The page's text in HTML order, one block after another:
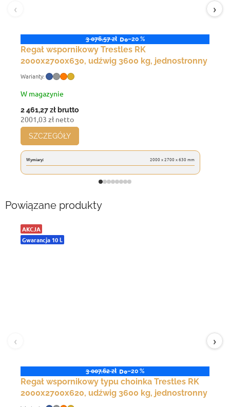
3 076,57 zł Do–20 %
Regał wspornikowy Trestles RK
2000x2700x630, udźwig 3600 kg, jednostronny
W magazynie
2 461,27 zł brutto
2001,03 zł netto
SZCZEGÓŁY
Wymiary: 2000 x 2700 x 630 mm
‹ ›
Powiązane produkty
AKCJA
Gwarancja 10 l.
3 007,62 zł Do–20 %
Regał wspornikowy typu choinka Trestles RK
2000x2700x620, udźwig 3600 kg, jednostronny
‹ ›